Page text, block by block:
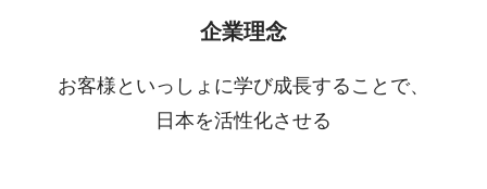
企業理念
お客様といっしょに学び成長することで、
日本を活性化させる